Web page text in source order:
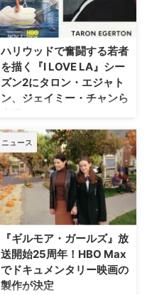
ハリウッドで奮闘する若者
を描く『I LOVE LA』シー
ズン2にタロン・エジャト
ン、ジェイミー・チャンら
出演
HBOの話題作『I LOVE LA』シー
ズン2に、『キングスマン』のタ
ロン・エジャトンや『The
Gifted ザ・ギフテッド』のジェ
イミー・チャンら注目キャストが
ゲスト出演することがわかった。
米Deadlineが報じている。 過酷
なハリウッドで夢を追う若者たち
の物語『I LOVE LA』 レイチェ
ル・セノット（『ボトムス ～最
底で最強？な私たち～』）が製
作・製作総指揮・主演を兼任する
ニュース
『ギルモア・ガールズ』放
送開始25周年！HBO Max
でドキュメンタリー映画の
製作が決定